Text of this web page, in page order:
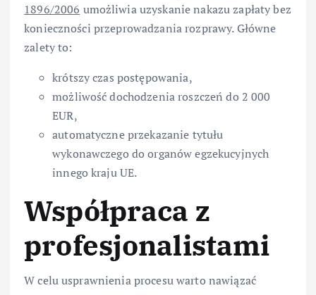
1896/2006 umożliwia uzyskanie nakazu zapłaty bez
konieczności przeprowadzania rozprawy. Główne
zalety to:
krótszy czas postępowania,
możliwość dochodzenia roszczeń do 2 000
EUR,
automatyczne przekazanie tytułu
wykonawczego do organów egzekucyjnych
innego kraju UE.
Współpraca z
profesjonalistami
W celu usprawnienia procesu warto nawiązać